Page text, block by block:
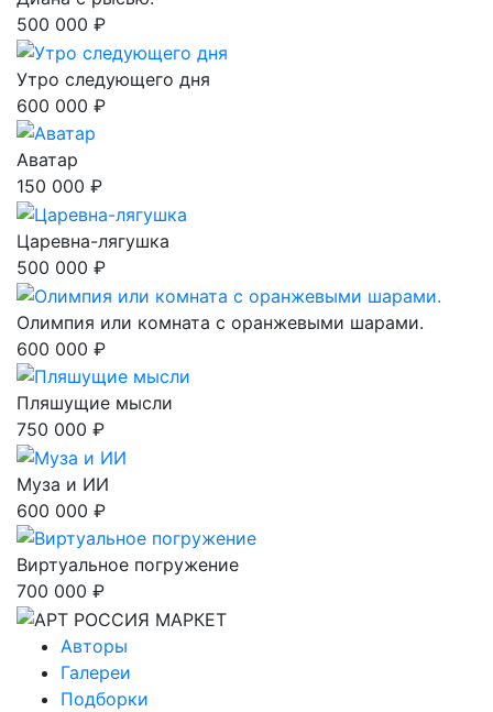
500 000 ₽
Утро следующего дня
600 000 ₽
Аватар
150 000 ₽
Царевна-лягушка
500 000 ₽
Олимпия или комната с оранжевыми шарами.
600 000 ₽
Пляшущие мысли
750 000 ₽
Муза и ИИ
600 000 ₽
Виртуальное погружение
700 000 ₽
Авторы
Галереи
Подборки